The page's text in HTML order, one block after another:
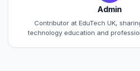
Admin
Contributor at EduTech UK,
technology education and